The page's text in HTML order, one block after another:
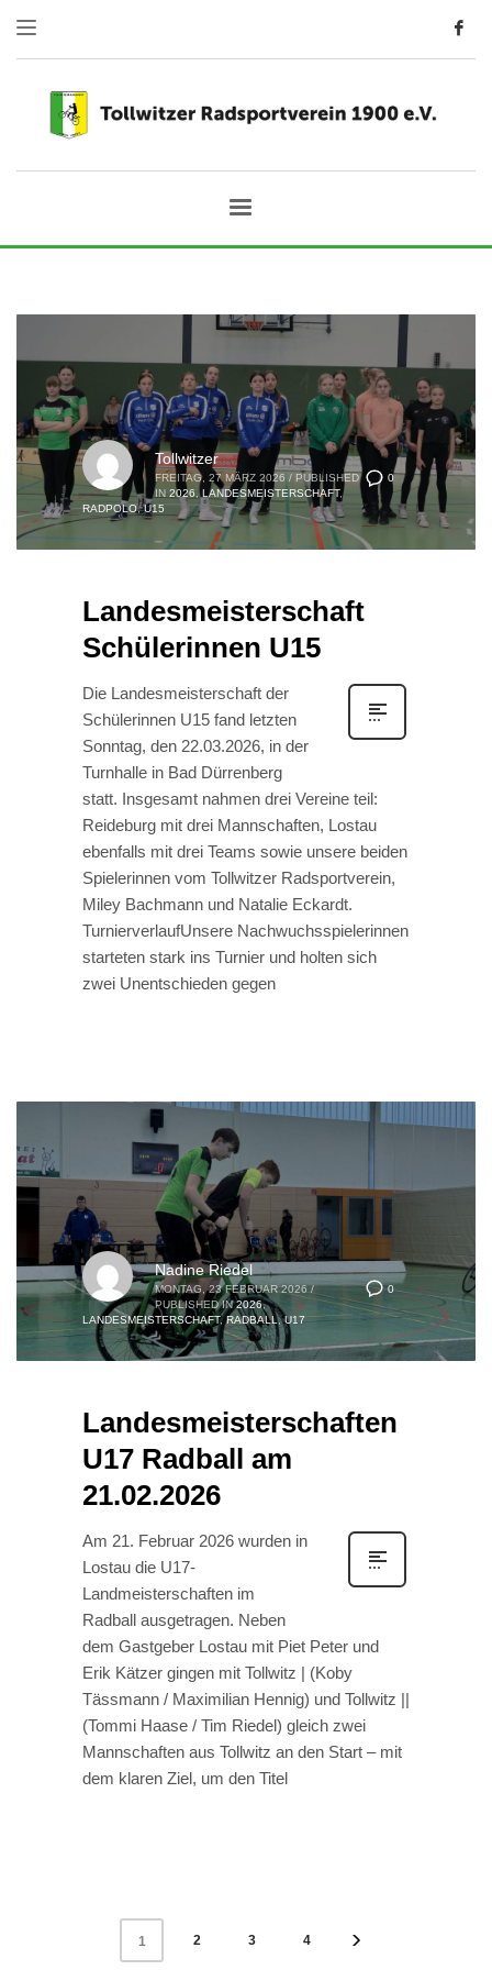
0
Tollwitzer
FREITAG, 27 MÄRZ 2026 / PUBLISHED
IN 2026,LANDESMEISTERSCHAFT,
RADPOLO,U15
Landesmeisterschaft
Schülerinnen U15
Die Landesmeisterschaft der
Schülerinnen U15 fand letzten
Sonntag, den 22.03.2026, in der
Turnhalle in Bad Dürrenberg
statt. Insgesamt nahmen drei Vereine teil:
Reideburg mit drei Mannschaften, Lostau
ebenfalls mit drei Teams sowie unsere beiden
Spielerinnen vom Tollwitzer Radsportverein,
Miley Bachmann und Natalie Eckardt.
TurnierverlaufUnsere Nachwuchsspielerinnen
starteten stark ins Turnier und holten sich
zwei Unentschieden gegen
0
Nadine Riedel
MONTAG, 23 FEBRUAR 2026 /
PUBLISHED IN 2026,
LANDESMEISTERSCHAFT,RADBALL,U17
Landesmeisterschaften
U17 Radball am
21.02.2026
Am 21. Februar 2026 wurden in
Lostau die U17-
Landmeisterschaften im
Radball ausgetragen. Neben
dem Gastgeber Lostau mit Piet Peter und
Erik Kätzer gingen mit Tollwitz | (Koby
Tässmann / Maximilian Hennig) und Tollwitz ||
(Tommi Haase / Tim Riedel) gleich zwei
Mannschaften aus Tollwitz an den Start – mit
dem klaren Ziel, um den Titel
1 2 3 4